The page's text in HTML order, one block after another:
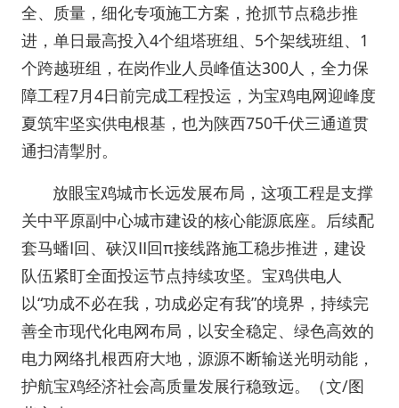
全、质量，细化专项施工方案，抢抓节点稳步推
进，单日最高投入4个组塔班组、5个架线班组、1
个跨越班组，在岗作业人员峰值达300人，全力保
障工程7月4日前完成工程投运，为宝鸡电网迎峰度
夏筑牢坚实供电根基，也为陕西750千伏三通道贯
通扫清掣肘。
放眼宝鸡城市长远发展布局，这项工程是支撑
关中平原副中心城市建设的核心能源底座。后续配
套马蟠Ⅰ回、硖汉Ⅱ回π接线路施工稳步推进，建设
队伍紧盯全面投运节点持续攻坚。宝鸡供电人
以“功成不必在我，功成必定有我”的境界，持续完
善全市现代化电网布局，以安全稳定、绿色高效的
电力网络扎根西府大地，源源不断输送光明动能，
护航宝鸡经济社会高质量发展行稳致远。（文/图